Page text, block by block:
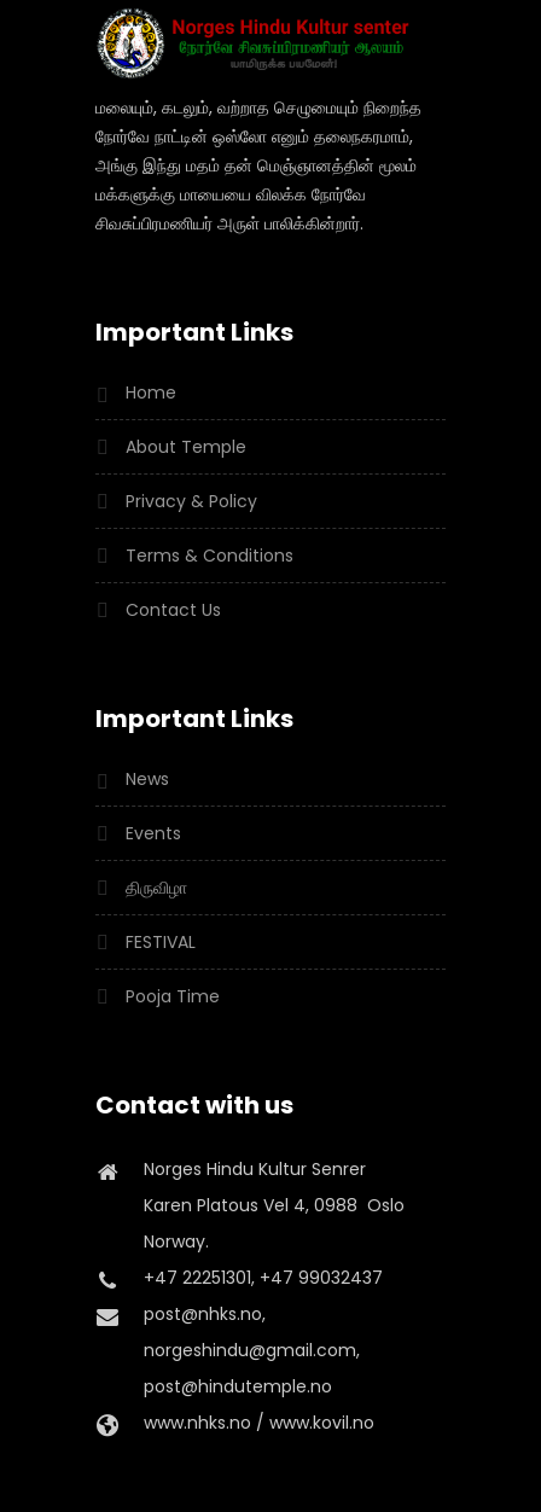
மலையும், கடலும், வற்றாத செழுமையும் நிறைந்த
நோர்வே நாட்டின் ஒஸ்லோ எனும் தலைநகரமாம்,
அங்கு இந்து மதம் தன் மெஞ்ஞானத்தின் மூலம்
மக்களுக்கு மாயையை விலக்க நோர்வே
சிவசுப்பிரமணியர் அருள் பாலிக்கின்றார்.
Important Links
Home
About Temple
Privacy & Policy
Terms & Conditions
Contact Us
Important Links
News
Events
திருவிழா
FESTIVAL
Pooja Time
Contact with us
Norges Hindu Kultur Senrer
Karen Platous Vel 4, 0988 Oslo
Norway.
+47 22251301, +47 99032437
post@nhks.no,
norgeshindu@gmail.com,
post@hindutemple.no
www.nhks.no / www.kovil.no